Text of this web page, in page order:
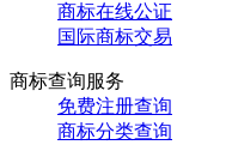
商标在线公证
国际商标交易
商标查询服务
免费注册查询
商标分类查询